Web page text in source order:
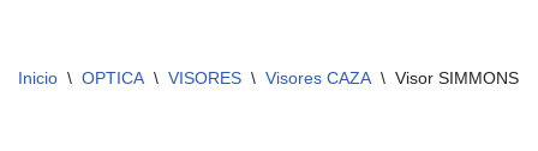
Inicio \ OPTICA \ VISORES \ Visores CAZA \ Visor SIMMONS